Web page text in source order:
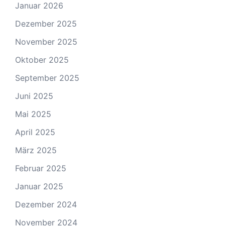
Januar 2026
Dezember 2025
November 2025
Oktober 2025
September 2025
Juni 2025
Mai 2025
April 2025
März 2025
Februar 2025
Januar 2025
Dezember 2024
November 2024